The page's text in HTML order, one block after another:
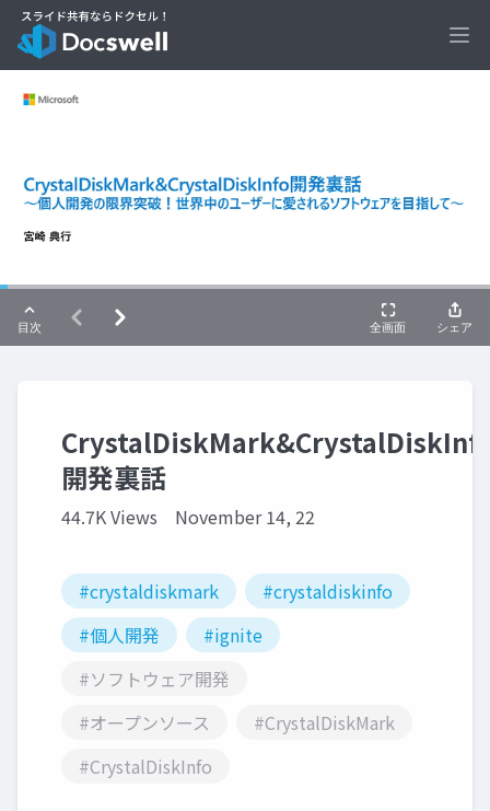
開発裏話
44.7K Views November 14, 22
#crystaldiskmark
#crystaldiskinfo
#個人開発
#ignite
#ソフトウェア開発
#オープンソース
#CrystalDiskMark
#CrystalDiskInfo